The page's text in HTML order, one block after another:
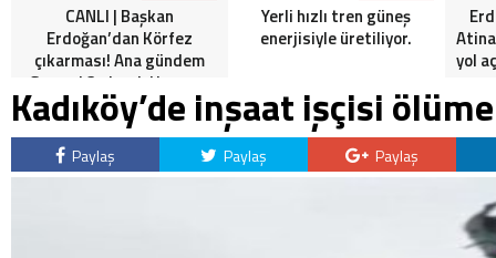
CANLI | Başkan
Erdoğan’dan Körfez
çıkarması! Ana gündem
Gazze | 3. durak Umman.
Yerli hızlı tren güneş
enerjisiyle üretiliyor.
yol
Kadıköy’de inşaat işçisi
Paylaş Paylaş Paylaş